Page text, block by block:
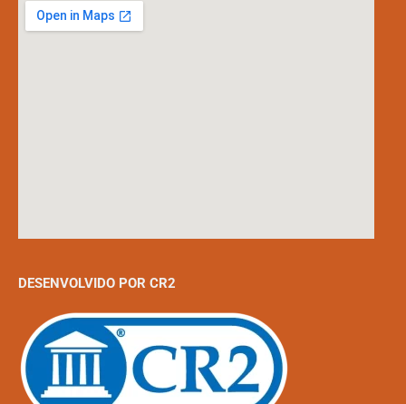
DESENVOLVIDO POR CR2